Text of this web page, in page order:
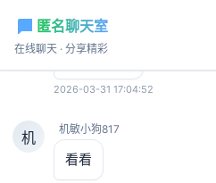
匿名聊天室
在线聊天 · 分享精彩
勇 勇敢刺猬736
有人在么？
2026-03-31 17:04:52
机 机敏小狗817
看看